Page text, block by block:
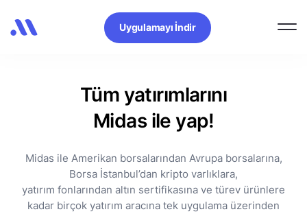
Uygulamayı İndir
Tüm yatırımlarını
Midas ile yap!
Midas ile Amerikan borsalarından Avrupa borsalarına,
Borsa İstanbul’dan kripto varlıklara,
yatırım fonlarından altın sertifikasına ve türev ürünlere
kadar birçok yatırım aracına tek uygulama üzerinden